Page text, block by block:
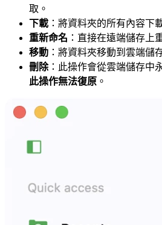
取。
下載 ：將資料夾的所有內容下
重新命名 ：直接在遠端儲存上
移動 ：將資料夾移動到雲端儲
刪除：此操作會從雲端儲存中
此操作無法復原 。